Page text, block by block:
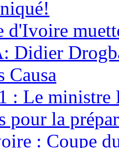
d'Ivoire
Didier
Causa
: Le ministre
pour la